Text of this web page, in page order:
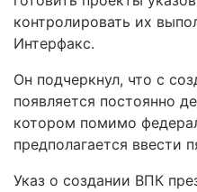
контролировать их
Интерфакс.
Он подчеркнул, что с
появляется постоянно
котором помимо
предполагается ввести
Указ о создании ВПК